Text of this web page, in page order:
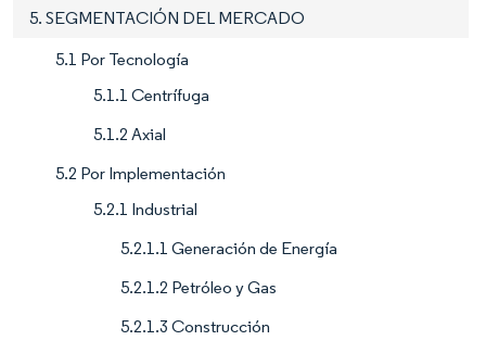
5. SEGMENTACIÓN DEL MERCADO
5.1 Por Tecnología
5.1.1 Centrífuga
5.1.2 Axial
5.2 Por Implementación
5.2.1 Industrial
5.2.1.1 Generación de Energía
5.2.1.2 Petróleo y Gas
5.2.1.3 Construcción